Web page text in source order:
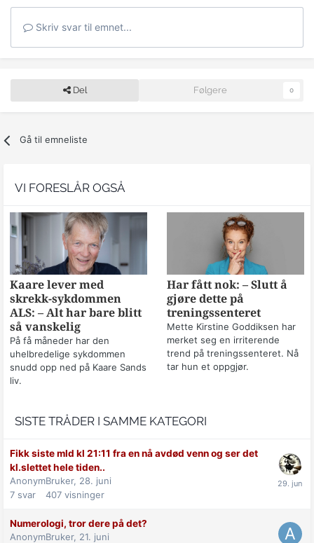
Skriv svar til emnet...
Del Følgere 0
Gå til emneliste
VI FORESLÅR OGSÅ
Kaare lever med
skrekk-sykdommen
ALS: – Alt har bare blitt
så vanskelig
På få måneder har den
uhelbredelige sykdommen
snudd opp ned på Kaare Sands
liv.
Har fått nok: – Slutt å
gjøre dette på
treningssenteret
Mette Kirstine Goddiksen har
merket seg en irriterende
trend på treningssenteret. Nå
tar hun et oppgjør.
SISTE TRÅDER I SAMME KATEGORI
Fikk siste mld kl 21:11 fra en nå avdød venn og ser det
kl.slettet hele tiden..
AnonymBruker, 28. juni
7 svar 407 visninger
Numerologi, tror dere på det?
AnonymBruker, 21. juni